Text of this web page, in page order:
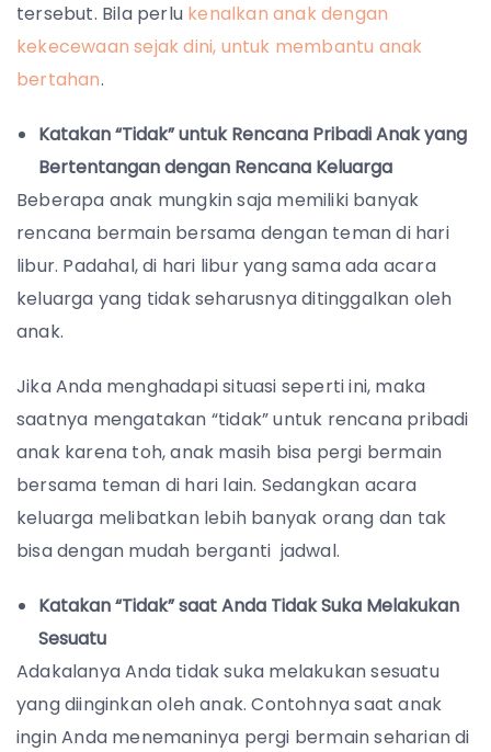
tersebut. Bila perlu kenalkan anak dengan
kekecewaan sejak dini, untuk membantu anak
bertahan.
Katakan “Tidak” untuk Rencana Pribadi Anak yang
Bertentangan dengan Rencana Keluarga
Beberapa anak mungkin saja memiliki banyak
rencana bermain bersama dengan teman di hari
libur. Padahal, di hari libur yang sama ada acara
keluarga yang tidak seharusnya ditinggalkan oleh
anak.
Jika Anda menghadapi situasi seperti ini, maka
saatnya mengatakan “tidak” untuk rencana pribadi
anak karena toh, anak masih bisa pergi bermain
bersama teman di hari lain. Sedangkan acara
keluarga melibatkan lebih banyak orang dan tak
bisa dengan mudah berganti jadwal.
Katakan “Tidak” saat Anda Tidak Suka Melakukan
Sesuatu
Adakalanya Anda tidak suka melakukan sesuatu
yang diinginkan oleh anak.Contohnya saat anak
ingin Anda menemaninya pergi bermain seharian di